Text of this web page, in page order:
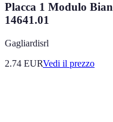
Placca 1 Modulo
14641.01
Gagliardisrl
2.74 EURVedi il prezzo